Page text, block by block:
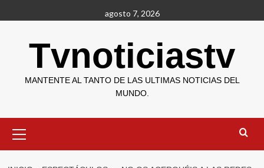
al
agosto 7, 2026
Tvnoticiastv
MANTENTE AL TANTO DE LAS ULTIMAS NOTICIAS DEL
MUNDO.
primario